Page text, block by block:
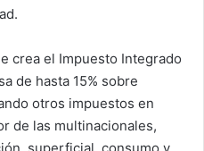
crea el Impuesto Integrado
de hasta 15% sobre
otros impuestos en
de las multinacionales,